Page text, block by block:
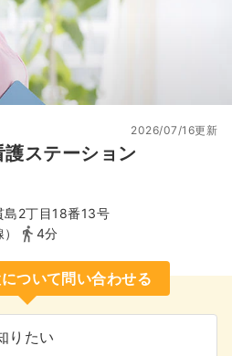
ステーション
2026/07/16更新
島2丁目18番13号
4分
ついて問い合わせる
りたい